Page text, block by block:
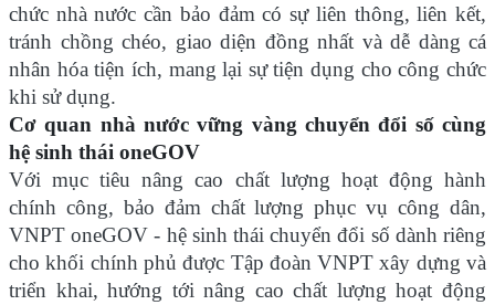
chức nhà nước cần bảo đảm có sự liên thông, liên kết,
tránh chồng chéo, giao diện đồng nhất và dễ dàng cá
nhân hóa tiện ích, mang lại sự tiện dụng cho công chức
khi sử dụng.
Cơ quan nhà nước vững vàng chuyển đổi số cùng
hệ sinh thái oneGOV
Với mục tiêu nâng cao chất lượng hoạt động hành
chính công, bảo đảm chất lượng phục vụ công dân,
VNPT oneGOV - hệ sinh thái chuyển đổi số dành riêng
cho khối chính phủ được Tập đoàn VNPT xây dựng và
triển khai, hướng tới nâng cao chất lượng hoạt động